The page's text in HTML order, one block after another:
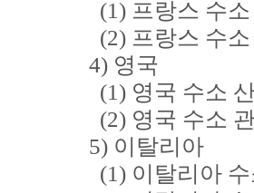
(1) 프랑스 수소
(2) 프랑스 수소
4) 영국
(1) 영국 수소
(2) 영국 수소
5) 이탈리아
(1) 이탈리아 수